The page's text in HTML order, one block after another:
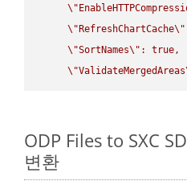
\"
\" RefreshChartCache\"
\"SortNames\" : true,
\"ValidateMergedAreas
ODP Files to SXC
변환